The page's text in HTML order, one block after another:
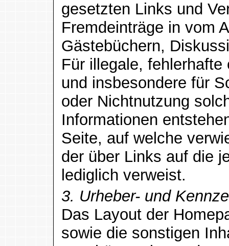
gesetzten Links und
Fremdeinträge in vom
Gästebüchern,
Für illegale,
und insbesondere für
oder Nichtnutzung
Informationen
Seite, auf welche
der über Links auf die
lediglich verweist.
3. Urheber- und
Das Layout der
sowie die sonstigen